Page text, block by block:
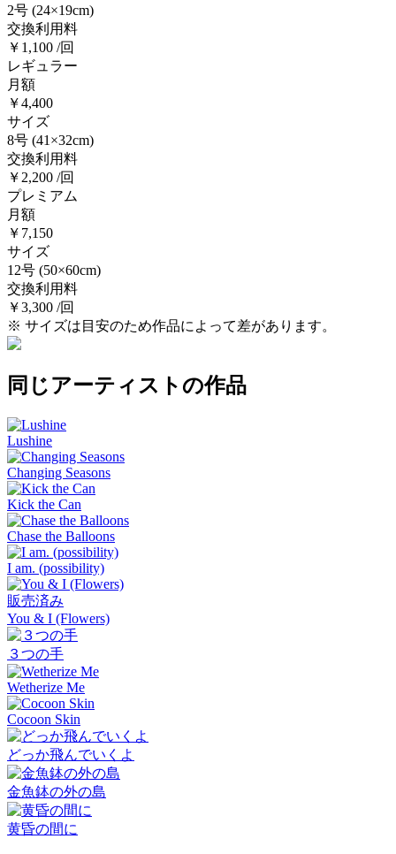
2号 (24×19cm)
交換利用料
￥1,100 /回
レギュラー
月額
￥4,400
サイズ
8号 (41×32cm)
交換利用料
￥2,200 /回
プレミアム
月額
￥7,150
サイズ
12号 (50×60cm)
交換利用料
￥3,300 /回
※ サイズは目安のため作品によって差があります。
同じアーティストの作品
Lushine
Changing Seasons
Kick the Can
Chase the Balloons
I am. (possibility)
販売済み
You & I (Flowers)
３つの手
Wetherize Me
Cocoon Skin
どっか飛んでいくよ
金魚鉢の外の島
黄昏の間に